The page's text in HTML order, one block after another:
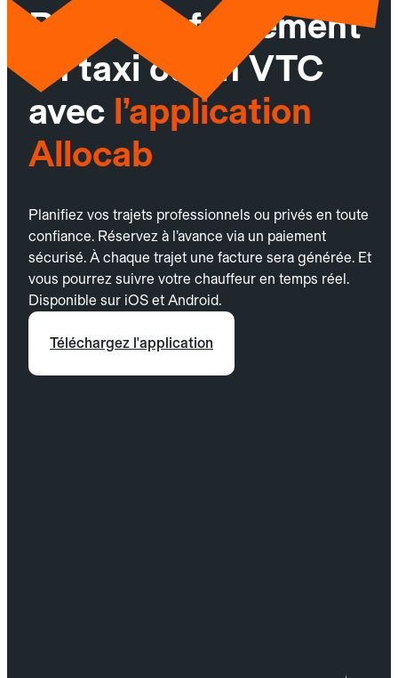
Réservez facilement
un taxi ou un VTC
avec l’application
Allocab
Planifiez vos trajets professionnels ou privés en toute
confiance. Réservez à l’avance via un paiement
sécurisé. À chaque trajet une facture sera générée. Et
vous pourrez suivre votre chauffeur en temps réel.
Disponible sur iOS et Android.
Téléchargez l'application